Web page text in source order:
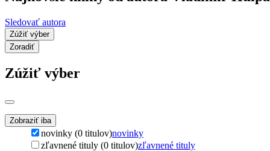
Sledovať autora
Zúžiť výber
Zoradiť
Zúžiť výber
Zobraziť iba
novinky (0 titulov)novinky
zľavnené tituly (0 titulov)zľavnené tituly